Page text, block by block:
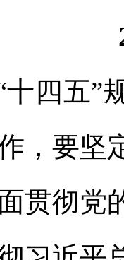
十四五”
，要坚
贯彻党